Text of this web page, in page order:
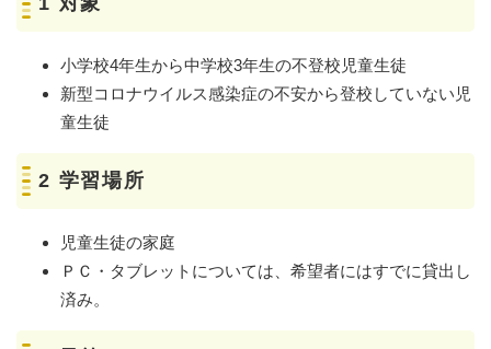
小学校4年生から中学校3年生の不登校児童生徒
新型コロナウイルス感染症の不安から登校していない児
童生徒
2 学習場所
児童生徒の家庭
ＰＣ・タブレットについては、希望者にはすでに貸出し
済み。